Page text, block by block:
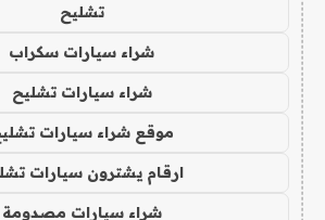
تشليح
شراء سيارات سكراب
شراء سيارات تشليح
موقع شراء سيارات
ارقام يشترون سيارات
شراء سيارات مصدومة